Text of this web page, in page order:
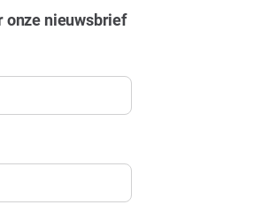
onze nieuwsbrief